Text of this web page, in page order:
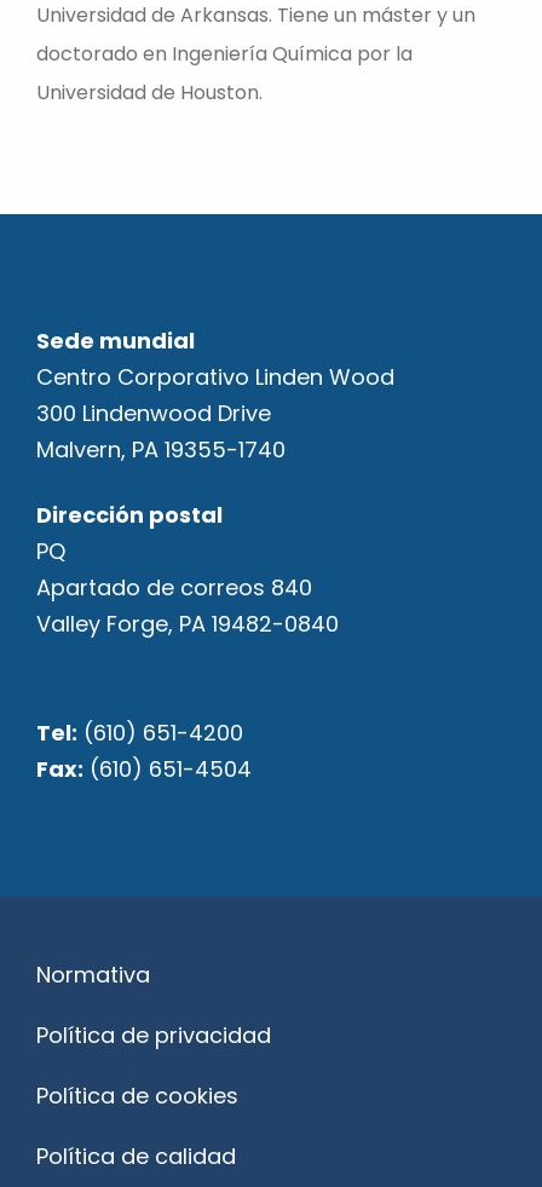
Universidad de Arkansas. Tiene un máster y un
doctorado en Ingeniería Química por la
Universidad de Houston.
Sede mundial
Centro Corporativo Linden Wood
300 Lindenwood Drive
Malvern, PA 19355-1740
Dirección postal
PQ
Apartado de correos 840
Valley Forge, PA 19482-0840
Tel: (610) 651-4200
Fax: (610) 651-4504
Normativa
Política de privacidad
Política de cookies
Política de calidad